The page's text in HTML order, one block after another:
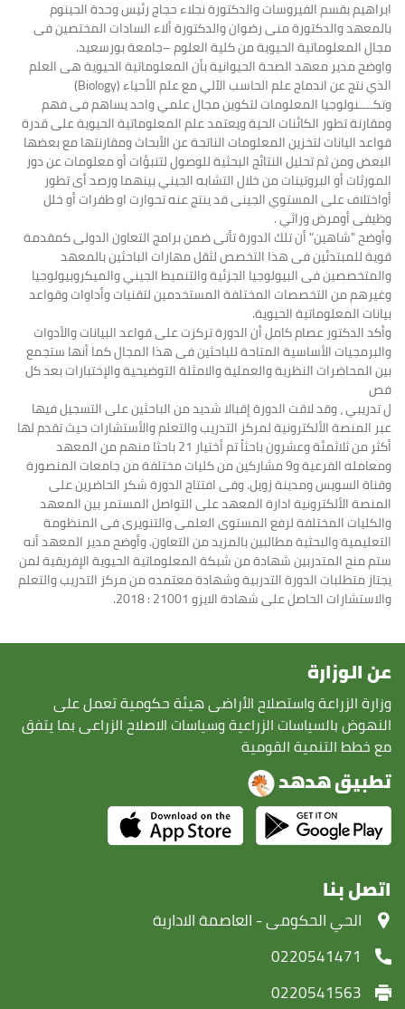
ابراهيم بقسم الفيروسات والدكتورة نجلاء حجاج رئيس وحدة الجينوم
بالمعهد والدكتورة منى رضوان والدكتورة ألاء السادات المختصين فى
مجال المعلوماتية الحيوية من كلية العلوم –جامعة بورسعيد.
واوضح مدير معهد الصحة الحيوانية بأن المعلوماتية الحيوية هى العلم
الذي نتج عن اندماج علم الحاسب الآلي مع علم الأحياء (Biology)
وتكــــنولوجيا المعلومات لتكوين مجال علمي واحد يساهم فى فهم
ومقارنة تطور الكائنات الحية ويعتمد علم المعلوماتية الحيوية على قدرة
قواعد اليانات لتخزين المعلومات الناتجة عن الأبحاث ومقارنتها مع بعضها
البعض ومن ثم تحليل النتائج البحثية للوصول لتنبؤات أو معلومات عن دور
المورثات أو البروتينات من خلال التشابه الجيني بينهما ورصد أى تطور
أواختلاف على المستوي الجينى قد ينتج عنه تحوارت او طفرات أو خلل
وظيفى أومرض وراثي .
وأوضح "شاهين" أن تلك الدورة تأتى ضمن برامج التعاون الدولى كمقدمة
قوية للمبتدئين فى هذا التخصص لثقل مهارات الباحثين بالمعهد
والمتخصصين فى البيولوجيا الجزئية والتنميط الجيني والميكروبيولوجيا
وغيرهم من التخصصات المختلفة المستخدمين لتقنيات وأداوات وقواعد
بيانات المعلوماتية الحيوية.
‏وأكد الدكتور عصام كامل أن الدورة تركزت على قواعد البيانات والأدوات
والبرمجيات الأساسية المتاحة للباحثين فى هذا المجال كما أنها ستجمع
بين المحاضرات النظرية والعملية والامثلة التوضيحية والإختبارات بعد كل
فص
ل تدريبي ، وقد لاقت الدورة إقبالا شديد من الباحثين على التسجيل فيها
عبر المنصة الألكترونية لمركز التدريب والتعلم والأستشارات حيث تقدم لها
أكثر من ثلاثمئة وعشرون باحثاً تم أختيار 21 باحثا منهم من المعهد
ومعامله الفرعية و9 مشاركين من كليات مختلفة من جامعات المنصورة
وقناة السويس ومدينة زويل. وفى افتتاح الدورة شكر الحاضرين على
المنصة الألكترونية ادارة المعهد على التواصل المستمر بين المعهد
والكليات المختلفة لرفع المستوى العلمى والتنويرى فى المنظومة
التعليمية والبحثية مطالبين بالمزيد من التعاون. وأوضح مدير المعهد أنه
ستم منح المتدربين شهادة من شبكة المعلوماتية الحيوية الإفريقية لمن
يجتاز متطلبات الدورة التدربية وشهادة معتمده من مركز التدريب والتعلم
والاستشارات الحاصل على شهادة الايزو 21001 : 2018.
عن الوزارة
وزارة الزراعة واستصلاح الأراضى هيئة حكومية تعمل على
النهوض بالسياسات الزراعية وسياسات الاصلاح الزراعى بما يتفق
مع خطط التنمية القومية
تطبيق هدهد
اتصل بنا
‏الحي الحكومى - العاصمة الادارية
0220541471
0220541563